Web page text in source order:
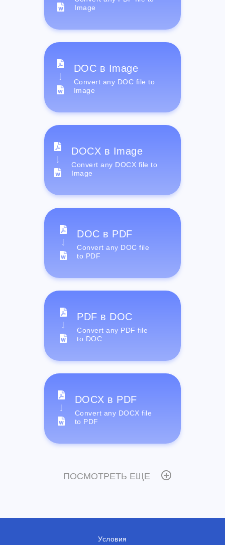
Image
DOC в Image
Convert any DOC file to
Image
DOCX в Image
Convert any DOCX file to
Image
DOC в PDF
Convert any DOC file
to PDF
PDF в DOC
Convert any PDF file
to DOC
DOCX в PDF
Convert any DOCX file
to PDF
ПОСМОТРЕТЬ ЕЩЕ
Условия